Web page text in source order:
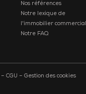
Nos références
Notre lexique de
l'immobilier commercial
Notre FAQ
– CGU – Gestion des cookies